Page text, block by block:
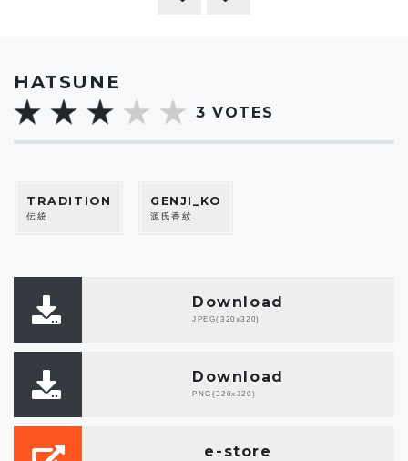
HATSUNE
3 VOTES
TRADITION
伝統
GENJI_KO
源氏香紋
Download
JPEG(320x320)
Download
PNG(320x320)
e-store